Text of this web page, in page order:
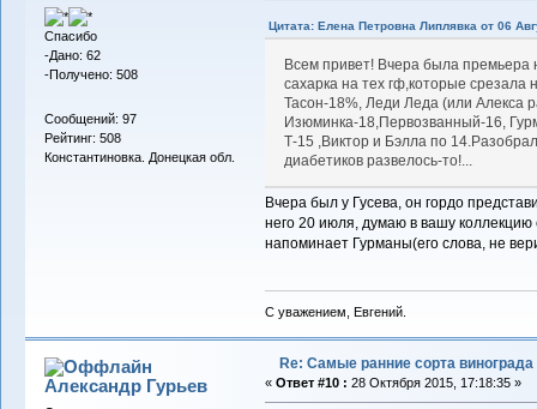
Спасибо
-Дано: 62
-Получено: 508
Сообщений: 97
Рейтинг: 508
Константиновка. Донецкая обл.
Цитата: Елена Петровна Липлявка от 06
Всем привет! Вчера была
сахарка на тех гф,которые срезала
Тасон-18%, Леди Леда (или Алекса
Изюминка-18,Первозванный-16,
Т-15 ,Виктор и Бэлла по
диабетиков развелось-то!...
Вчера был у Гусева, он гордо
него 20 июля, думаю в вашу коллекцию
напоминает Гурманы(его слова, не
С уважением, Евгений.
Александр Гурьев
Re: Самые ранние сорта винограда
« Ответ #10 : 28 Октября 2015, 17:18:35 »